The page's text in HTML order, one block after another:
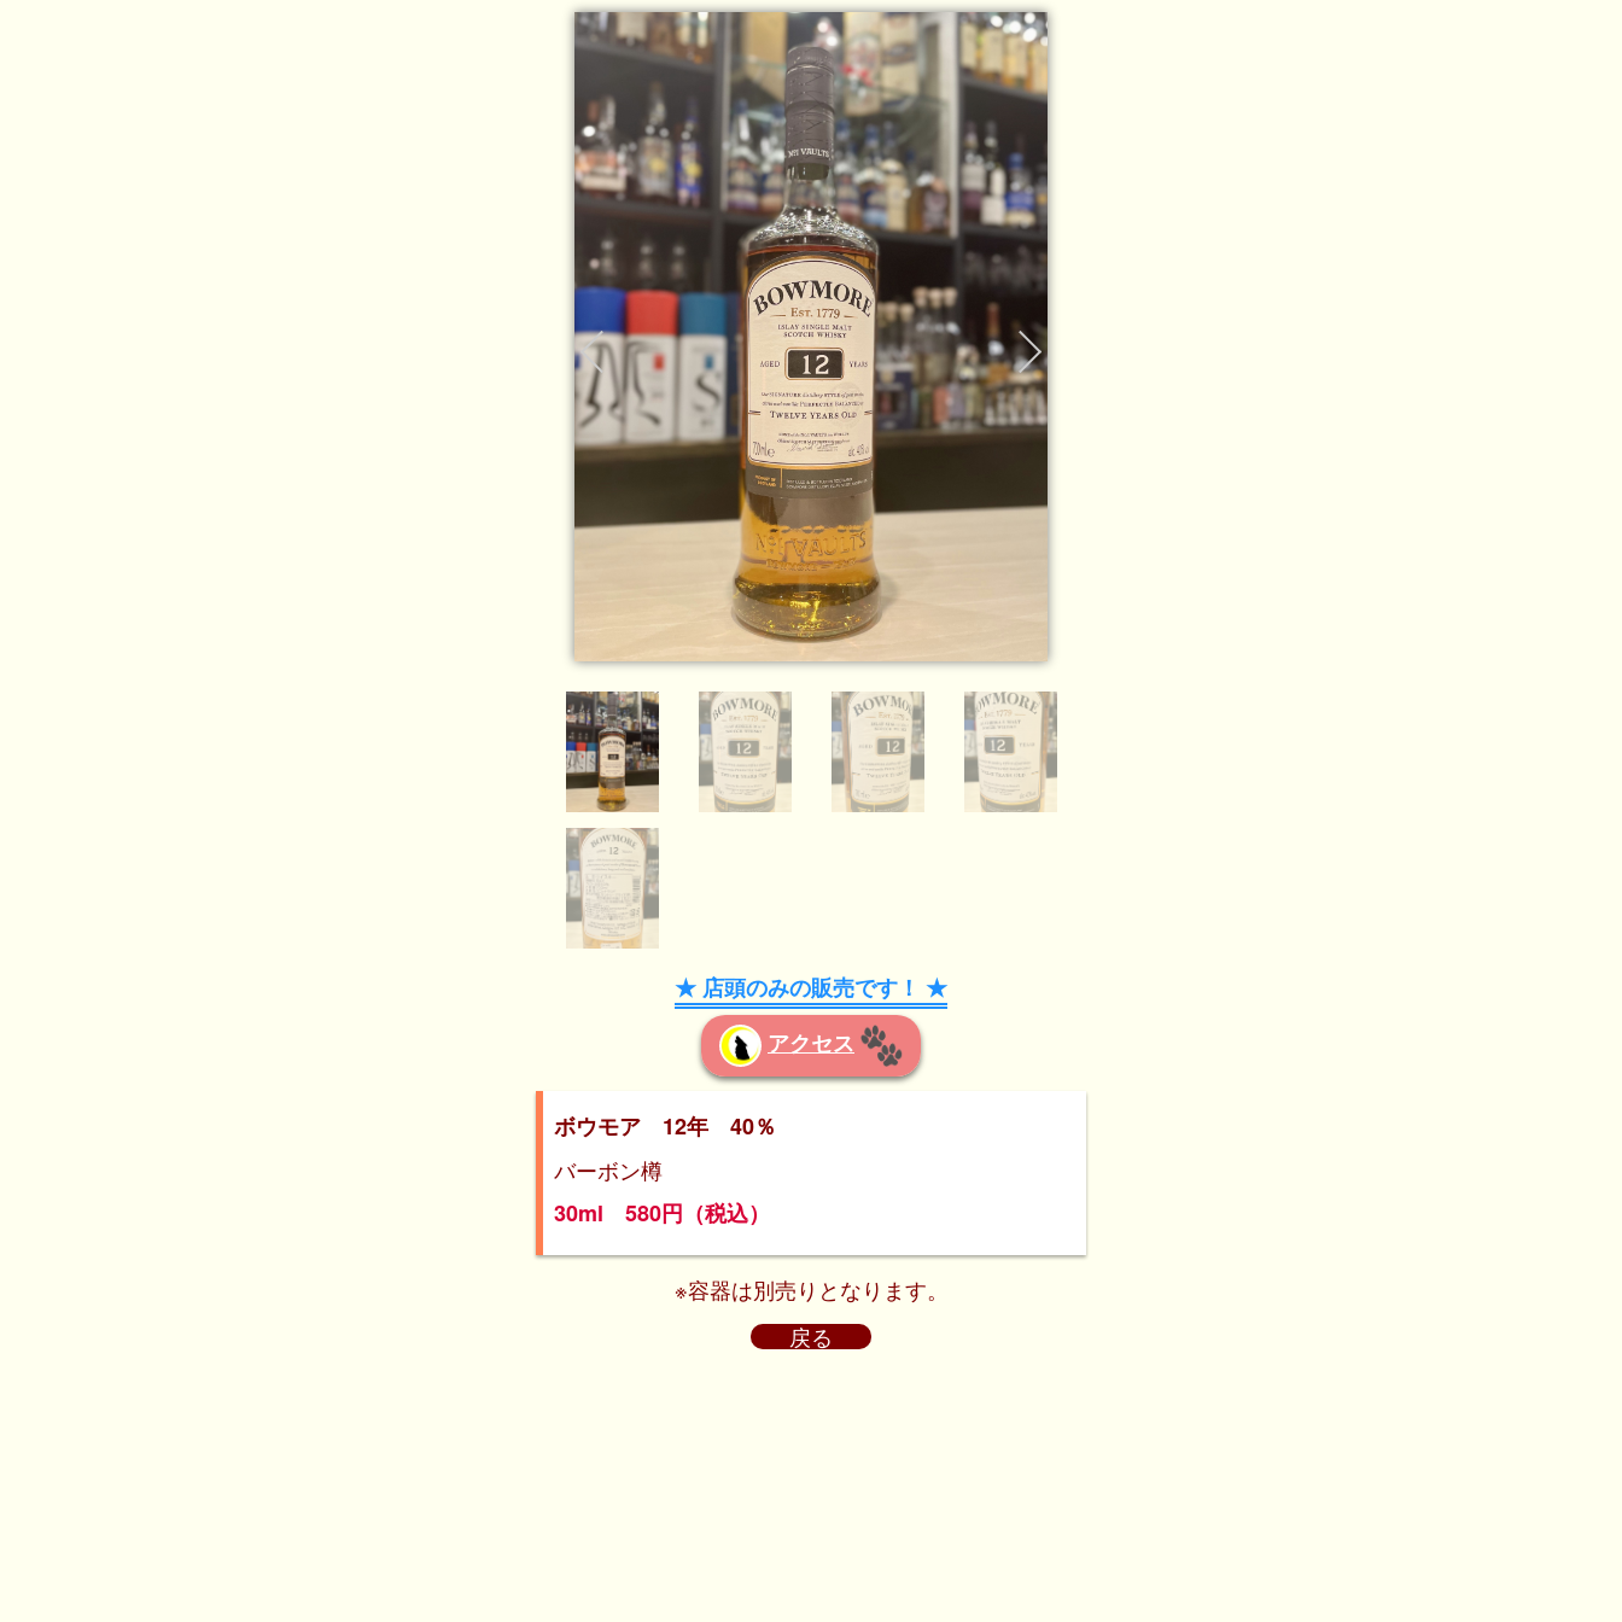
★ 店頭のみの販売です！ ★
アクセス
ボウモア 12年 40％
バーボン樽
30ml 580円（税込）
※容器は別売りとなります。
戻る